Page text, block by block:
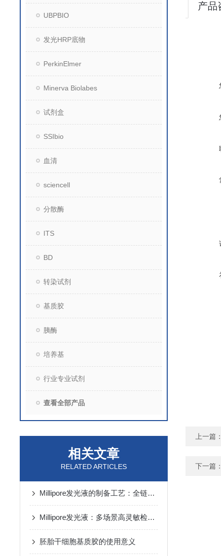
UBPBIO
发光HRP底物
PerkinElmer
Minerva Biolabes
试剂盒
SSIbio
血清
sciencell
分散酶
ITS
BD
转染试剂
基质胶
胰酶
培养基
行业专业试剂
查看全部产品
相关文章
RELATED ARTICLES
Millipore发光液的制备工艺：全链路质控保障检测性能稳定
Millipore发光液：多场景高灵敏检测的核心试剂支撑
胚胎干细胞基质胶的使用意义
产品
上一篇
下一篇